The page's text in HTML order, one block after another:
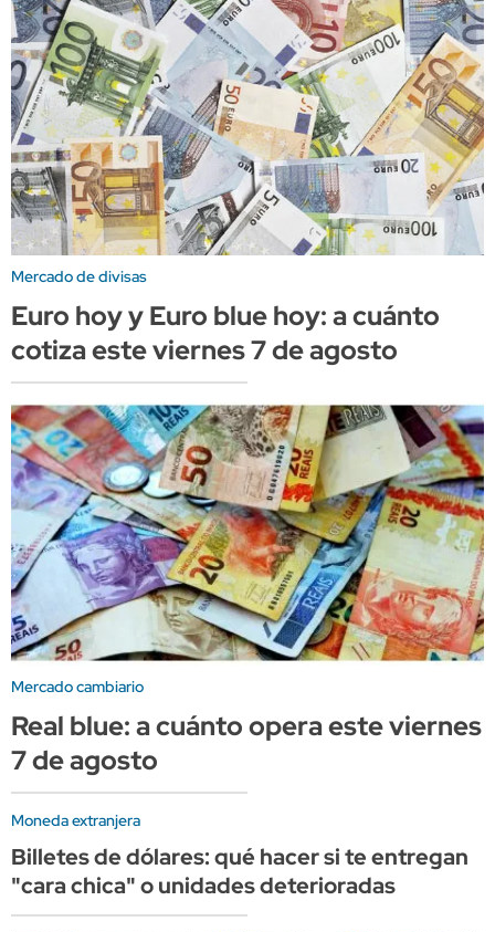
Mercado de divisas
Euro hoy y Euro blue hoy: a cuánto
cotiza este viernes 7 de agosto
Mercado cambiario
Real blue: a cuánto opera este viernes
7 de agosto
Moneda extranjera
Billetes de dólares: qué hacer si te entregan
"cara chica" o unidades deterioradas